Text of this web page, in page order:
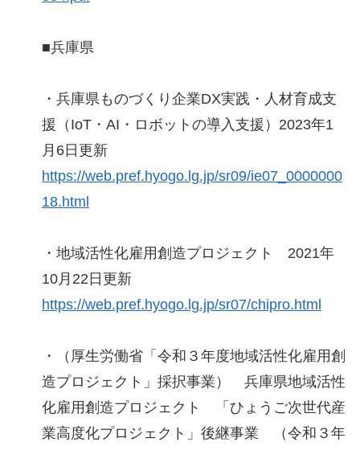
■兵庫県
・兵庫県ものづくり企業DX実践・人材育成支
援（IoT・AI・ロボットの導入支援）2023年1
月6日更新
https://web.pref.hyogo.lg.jp/sr09/ie07_0000000
18.html
・地域活性化雇用創造プロジェクト 2021年
10月22日更新
https://web.pref.hyogo.lg.jp/sr07/chipro.html
・（厚生労働省「令和３年度地域活性化雇用創
造プロジェクト」採択事業） 兵庫県地域活性
化雇用創造プロジェクト 「ひょうご次世代産
業高度化プロジェクト」後継事業 （令和３年